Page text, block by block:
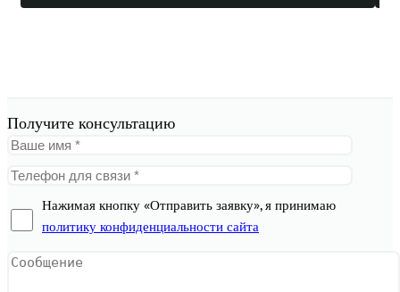
Получите консультацию
Нажимая кнопку «Отправить заявку», я принимаю
политику конфиденциальности сайта